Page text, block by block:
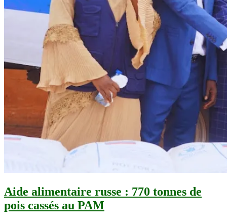
Aide alimentaire russe : 770 tonnes de
pois cassés au PAM